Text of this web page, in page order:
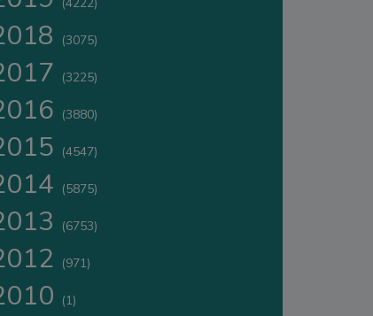
(3075)
(3225)
(3880)
(4547)
(5875)
(6753)
(971)
(1)